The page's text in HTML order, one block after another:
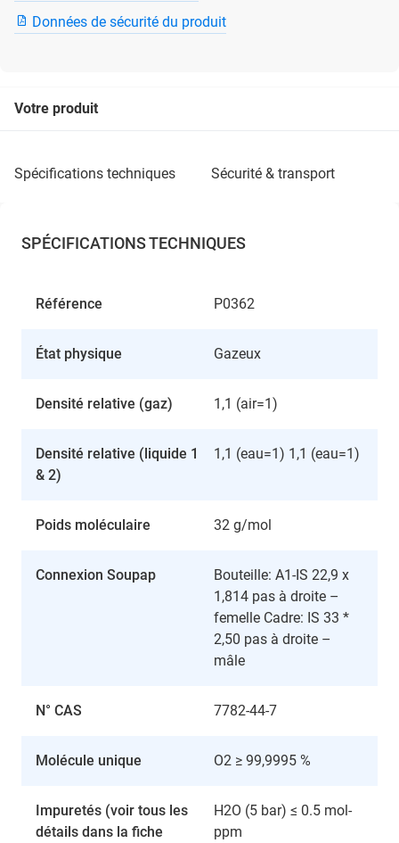
Données de sécurité du produit
Votre produit
spécifications techniques sécurité & transport
SPÉCIFICATIONS TECHNIQUES
Référence P0362
État physique Gazeux
Densité relative (gaz) 1,1 (air=1)
Densité relative (liquide 1
& 2)
1,1 (eau=1) 1,1 (eau=1)
Poids moléculaire 32 g/mol
Connexion Soupap
Bouteille: A1-IS 22,9 x
1,814 pas à droite –
femelle Cadre: IS 33 *
2,50 pas à droite –
mâle
N° CAS 7782-44-7
Molécule unique O2 ≥ 99,9995 %
Impuretés (voir tous les
détails dans la fiche
H2O (5 bar) ≤ 0.5 mol-
ppm